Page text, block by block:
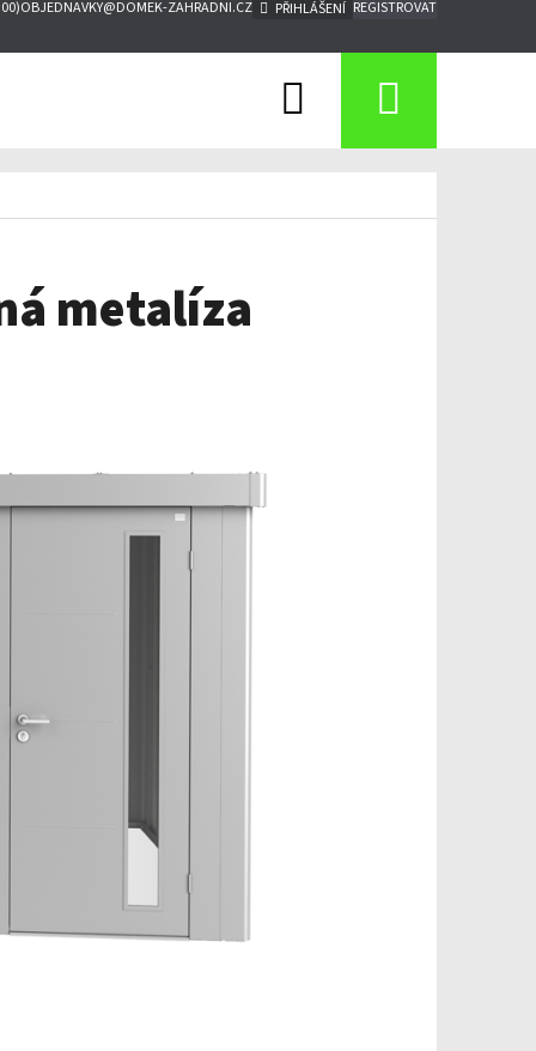
OBJEDNAVKY@DOMEK-ZAHRADNI.CZ PŘIHLÁŠENÍ REGISTROVAT
Hledat
metalíza